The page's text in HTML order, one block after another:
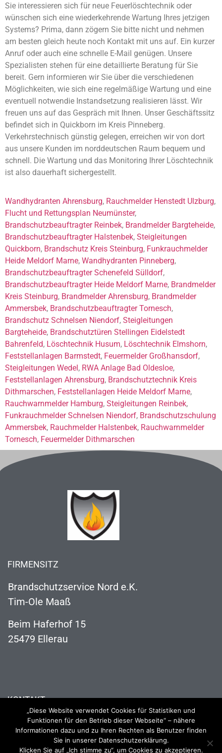
Sie interessieren sich für neue Feuerlöschtechnik oder
wünschen sich eine wiederkehrende Wartung Ihres jetzigen
Systems? Prima, dann zögern Sie bitte nicht und nehmen
am besten gleich heute noch Kontakt mit uns auf. Ein kurzer
Anruf oder auch eine schnelle E-Mail genügen. Unsere
Spezialisten stehen für eine detaillierte Beratung für Sie
bereit. Gern informieren wir Sie über die verschiedenen
Möglichkeiten, wie sich eine regelmäßige Wartung und eine
eventuell notwendie Instandsetzung realisieren lässt. Wir
freuen uns auf das Gespräch mit Ihnen. Unser Geschäftssitz
befindet sich in Quickborn im Kreis Pinneberg.
Verkehrstechnisch günstig gelegen, erreichen wir von dort
aus unsere Kunden im norddeutschen Raum bequem und
schnell. Die Wartung und das Monitoring Ihrer Löschtechnik
ist also dauerhaft sichergestellt.
Wandhydranten Ahrensburg, Rauchmelder Henstedt Ulzburg,
Flucht und Rettungsplan Neumünster,
Brandschutzbeauftragter Reinbek, Brandmelder Bargteheide,
Brandschutzbeauftragter Halstenbek, Steigleitungen
Quickborn, Brandschutz Kreis Steinburg, Funkrauchmelder
Heide Meldorf Marne, Wandhydranten Pinneberg,
Brandschutzbeauftragter Schenefeld Sülldorf,
Brandschutzbeauftragter Heide Meldorf Marne, Brandmelder
Kreis Steinburg, Brandmelder Ahrensburg, Brandmelder
Ammersbek, Brandschutzbeauftragter Tornesch,
Brandschutz Schnelsen Niendorf, Steigleitungen
Bargteheide, Brandschutztüren Stellingen Eidelstedt
Bahrenfeld, Löschtechnik Husum, Löschtechnik Elmshorn,
Feststellanlagen Barmstedt, Feuermelder Großhansdorf,
Steigleitungen Wedel, RWA Anlage Bad Oldesloe,
Feststellanlagen Ahrensburg, Brandschutztechnik Kreis
Dithmarschen, Feststellanlagen Heide Meldorf Marne,
Rauchwarnmelder Hamburg, Steigleitungen Reinbek,
Funkrauchmelder Schnelsen Niendorf, Brandschutzschulung
Ammersbek, Rauchmelder Halstenbek, Rauchwarnmelder
Tornesch, Feuermelder Dithmarschen
FIRMENSITZ
Brandschutzservice Nord e.K.
Tim-Ole Maaß
Beim Haferhof 15
25479 Ellerau
KONTAKT
04106 121 63 73
info@brandschutzservice-nord.de
„Diese Website verwendet Cookies für Statistiken und
Funktionen für den Betrieb dieser Webseite“ – nähere
Informationen dazu und zu Ihren Rechten als Benutzer finden
Sie in unserer Datenschutzerklärung.
Klicken Sie auf „Ich stimme zu“, um Cookies zu akzeptieren.